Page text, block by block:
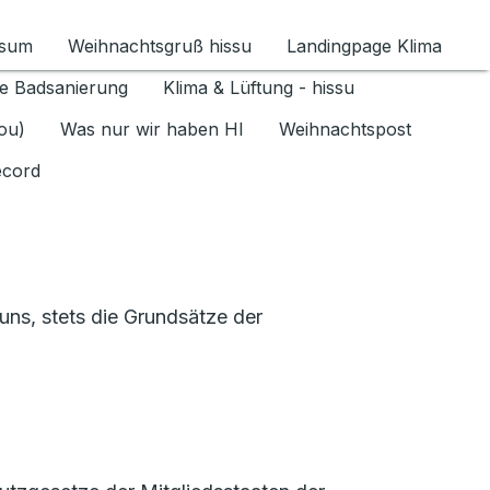
Datenschutz 1.6.2026 umschalten
Weihnachtsgruß hissu
Landingpage Klima
Badsanierung
Klima & Lüftung - hissu
Was nur wir haben HI
Weihnachtspost
stets die Grundsätze der